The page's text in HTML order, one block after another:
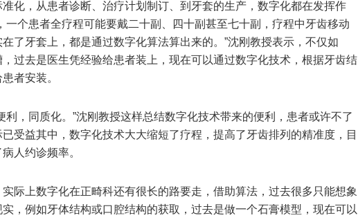
化，从患者诊断、治疗计划制订、到牙套的生产，数字化都在发挥作
一个患者全疗程可能要戴二十副、四十副甚至七十副，疗程中牙齿移动
了牙套上，都是通过数字化算法算出来的。”沈刚教授表示，不仅如
过去是医生凭经验给患者装上，现在可以通过数字化技术，根据牙齿结
者安装。
利，同质化。”沈刚教授这样总结数字化技术带来的便利，患者或许不了
受益其中，数字化技术大大缩短了疗程，提高了牙齿排列的精准度，目
人约诊频率。
际上数字化在正畸科还有很长的路要走，借助算法，过去很多只能想象
，例如牙体结构或口腔结构的获取，过去是做一个石膏模型，现在可以